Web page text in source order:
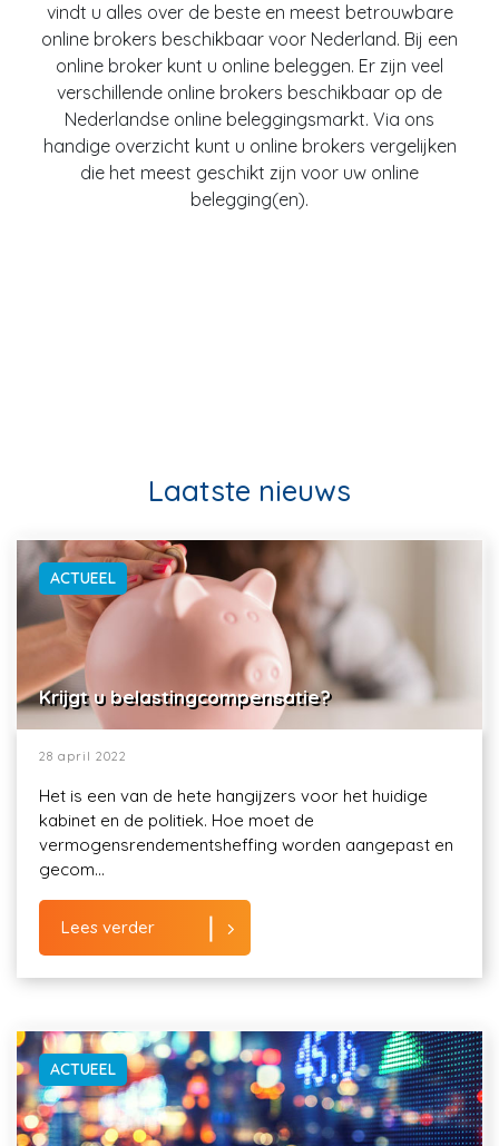
vindt u alles over de beste en meest betrouwbare
online brokers beschikbaar voor Nederland. Bij een
online broker kunt u online beleggen. Er zijn veel
verschillende online brokers beschikbaar op de
Nederlandse online beleggingsmarkt. Via ons
handige overzicht kunt u online brokers vergelijken
die het meest geschikt zijn voor uw online
belegging(en).
Laatste nieuws
ACTUEEL
Krijgt u belastingcompensatie?
28 april 2022
Het is een van de hete hangijzers voor het huidige
kabinet en de politiek. Hoe moet de
vermogensrendementsheffing worden aangepast en
gecom...
Lees verder
ACTUEEL